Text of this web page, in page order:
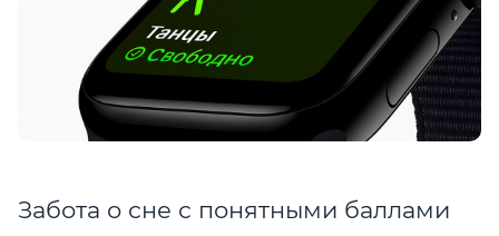
Забота о сне с понятными баллами